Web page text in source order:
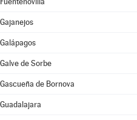
Gajanejos
Galápagos
Galve de Sorbe
Gascueña de Bornova
Guadalajara